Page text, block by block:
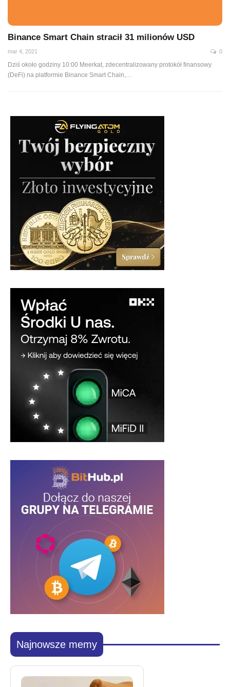
Binance Smart Chain stracił 31 milionów USD
mar 4, 2021 0
Dziś około godziny 10:00 Meerkat, zdecentralizowany protokół finansowy
(DeFi) na platformie Binance Smart Chain,…
Najnowsze memy